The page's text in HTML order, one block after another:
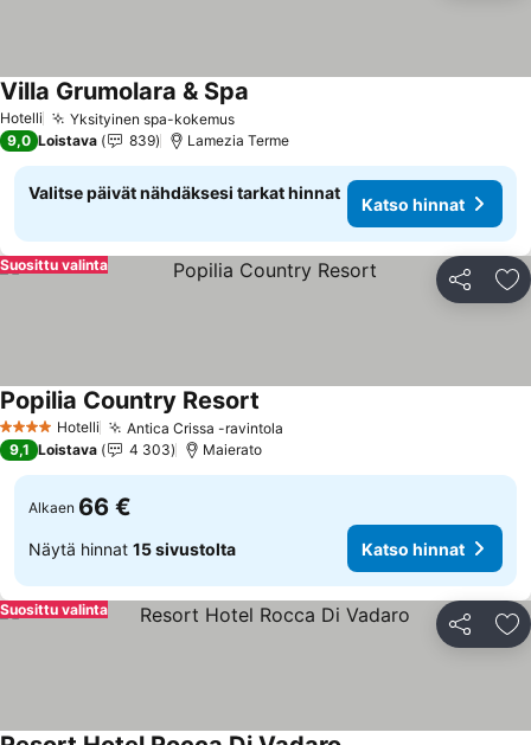
Hotelli Yksityinen spa-kokemus
Villa Grumolara & Spa
9,0 Loistava 839 Lamezia Terme
Valitse päivät nähdäksesi tarkat hinnat
Katso hinnat
Jaa
Suosittu valinta
4 Tähtiluokitus
Hotelli Antica Crissa -ravintola
Popilia Country Resort
9,1 Loistava 4 303 Maierato
Alkaen 66 €
Näytä hinnat 15 sivustolta Katso hinnat
Jaa
Suosittu valinta